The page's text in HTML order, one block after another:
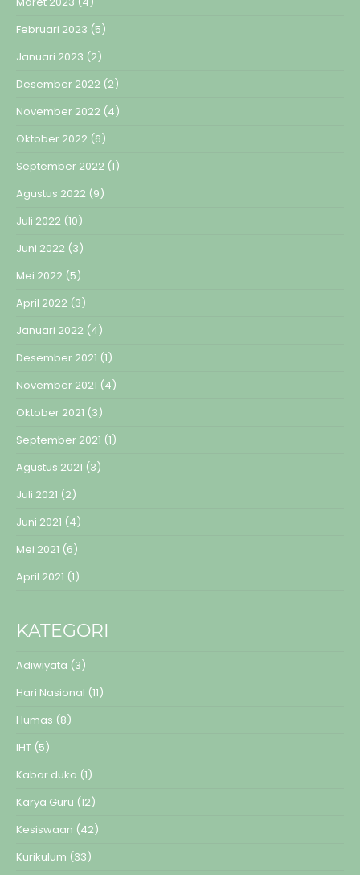
Februari 2023 (5)
Januari 2023 (2)
Desember 2022 (2)
November 2022 (4)
Oktober 2022 (6)
September 2022 (1)
Agustus 2022 (9)
Juli 2022 (10)
Juni 2022 (3)
Mei 2022 (5)
April 2022 (3)
Januari 2022 (4)
Desember 2021 (1)
November 2021 (4)
Oktober 2021 (3)
September 2021 (1)
Agustus 2021 (3)
Juli 2021 (2)
Juni 2021 (4)
Mei 2021 (6)
April 2021 (1)
KATEGORI
Adiwiyata (3)
Hari Nasional (11)
Humas (8)
IHT (5)
Kabar duka (1)
Karya Guru (12)
Kesiswaan (42)
Kurikulum (33)